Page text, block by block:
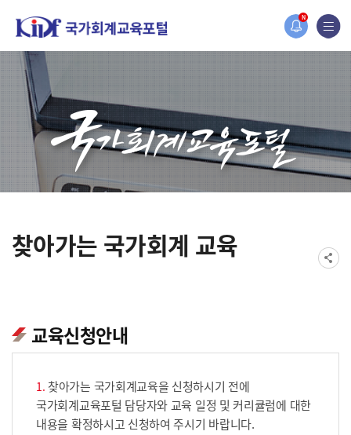
N
홈페이지가 새롭게 개편되었습니다.
한국조세재정연구원홈페이지가 새롭게 개설되었습니다.
찾아가는 국가회계 교육
교육신청안내
찾아가는 국가회계교육을 신청하시기 전에
국가회계교육포털 담당자와 교육 일정 및 커리큘럼에 대한
내용을 확정하시고 신청하여 주시기 바랍니다.